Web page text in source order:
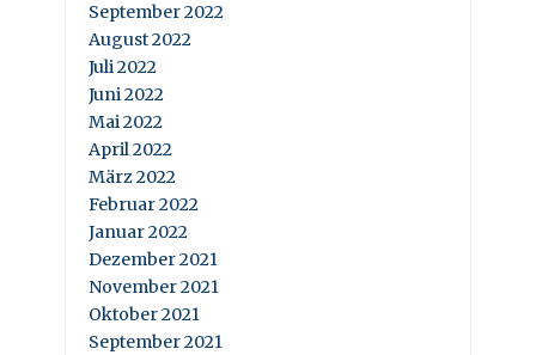
September 2022
August 2022
Juli 2022
Juni 2022
Mai 2022
April 2022
März 2022
Februar 2022
Januar 2022
Dezember 2021
November 2021
Oktober 2021
September 2021